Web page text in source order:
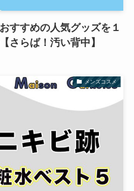
すすめの人気グッズを１
さらば！汚い背中】
メンズコスメ